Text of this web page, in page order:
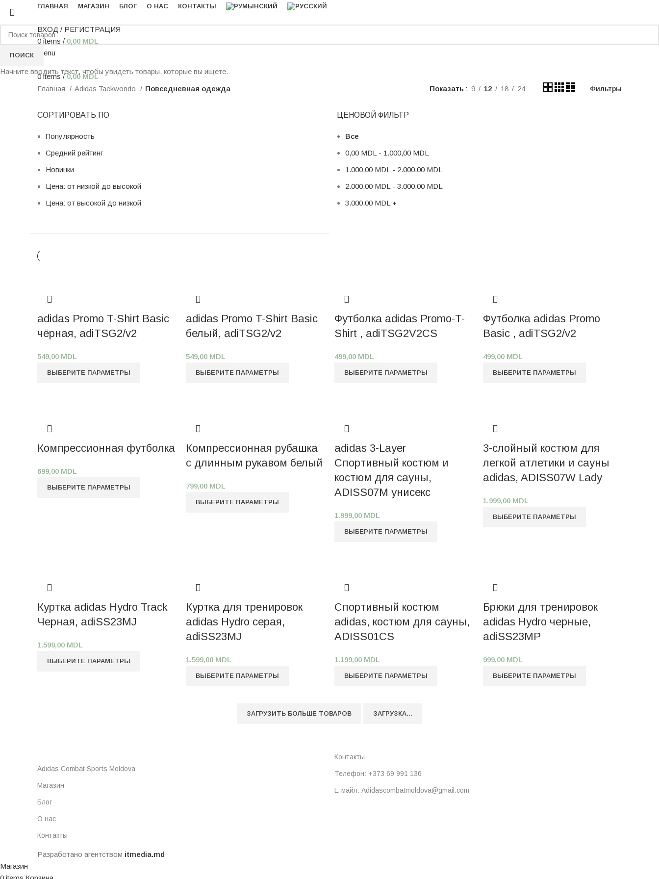
ГЛАВНАЯ МАГАЗИН БЛОГ О НАС КОНТАКТЫ
ВХОД / РЕГИСТРАЦИЯ
0 items / 0,00 MDL
Menu
0items / 0,00 MDL
Главная
Adidas Taekwondo Повседневная одежда Показать 9 12 18 24 Фильтры
СОРТИРОВАТЬ ПО
Популярность
Средний рейтинг
Новинки
Цена: от низкой до высокой
Цена: от высокой до низкой
ЦЕНОВОЙ ФИЛЬТР
Все
0,00 MDL - 1.000,00 MDL
1.000,00 MDL - 2.000,00 MDL
2.000,00 MDL - 3.000,00 MDL
3.000,00 MDL +
adidas Promo T-Shirt Basic
чёрная, adiTSG2/v2
549,00 MDL
ВЫБЕРИТЕ ПАРАМЕТРЫ
adidas Promo T-Shirt Basic
белый, adiTSG2/v2
549,00 MDL
ВЫБЕРИТЕ ПАРАМЕТРЫ
Футболка adidas Promo-T-
Shirt , adiTSG2V2CS
499,00 MDL
ВЫБЕРИТЕ ПАРАМЕТРЫ
Футболка adidas Promo
Basic , adiTSG2/v2
499,00 MDL
ВЫБЕРИТЕ ПАРАМЕТРЫ
Компрессионная футболка
699,00 MDL
ВЫБЕРИТЕ ПАРАМЕТРЫ
Компрессионная рубашка
с длинным рукавом белый
799,00 MDL
ВЫБЕРИТЕ ПАРАМЕТРЫ
adidas 3-Layer
Спортивный костюм и
костюм для сауны,
ADISS07M унисекс
1.999,00 MDL
ВЫБЕРИТЕ ПАРАМЕТРЫ
3-слойный костюм для
легкой атлетики и сауны
adidas, ADISS07W Lady
1.999,00 MDL
ВЫБЕРИТЕ ПАРАМЕТРЫ
Куртка adidas Hydro Track
Черная, adiSS23MJ
1.599,00 MDL
ВЫБЕРИТЕ ПАРАМЕТРЫ
Куртка для тренировок
adidas Hydro серая,
adiSS23MJ
1.599,00 MDL
ВЫБЕРИТЕ ПАРАМЕТРЫ
Спортивный костюм
adidas, костюм для сауны,
ADISS01CS
1.199,00 MDL
ВЫБЕРИТЕ ПАРАМЕТРЫ
Брюки для тренировок
adidas Hydro черные,
adiSS23MP
999,00 MDL
ВЫБЕРИТЕ ПАРАМЕТРЫ
ЗАГРУЗИТЬ БОЛЬШЕ ТОВАРОВ ЗАГРУЗКА...
Adidas Combat Sports Moldova
Магазин
Блог
О нас
Контакты
Контакты
Телефон: +373 69 991 136
Е-майл: Adidascombatmoldova@gmail.com
Разработано агентством itmedia.md
ПОИСК
Начните вводить текст, чтобы увидеть товары, которые вы ищете.
Магазин